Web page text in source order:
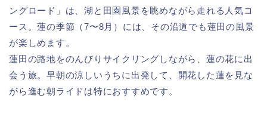
ングロード」は、湖と田園風景を眺めながら走れる人気コ
ース。蓮の季節（7〜8月）には、その沿道でも蓮田の風景
が楽しめます。
蓮田の路地をのんびりサイクリングしながら、蓮の花に出
会う旅。早朝の涼しいうちに出発して、開花した蓮を見な
がら進む朝ライドは特におすすめです。